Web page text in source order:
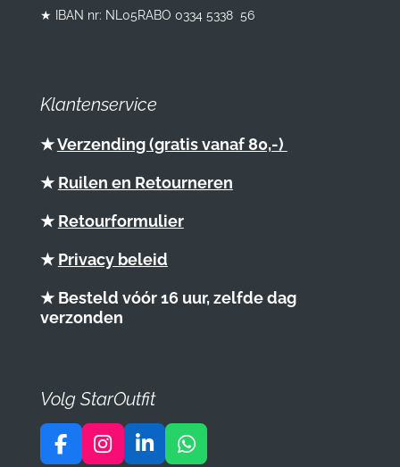
★ IBAN nr: NL05RABO 0334 5338 56
Klantenservice
★Verzending (gratis vanaf 80,-)
★ Ruilen en Retourneren
★ Retourformulier
★ Privacy beleid
★ Besteld vóór 16 uur, zelfde dag
verzonden
Volg StarOutfit
F
I
L
W